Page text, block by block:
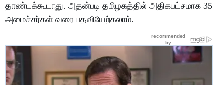
தாண்டக்கூடாது. அதன்படி தமிழகத்தில் அதிகபட்சமாக 35
அமைச்சர்கள் வரை பதவியேற்கலாம்.